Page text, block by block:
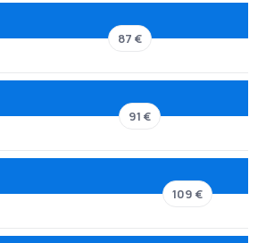
87 €
91 €
109 €